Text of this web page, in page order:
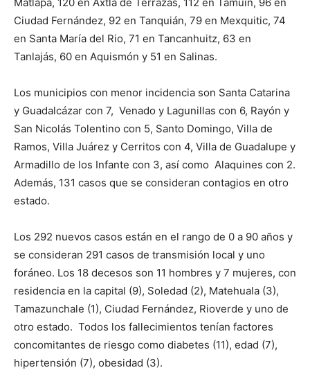
Ciudad Fernández, 92 en Tanquián, 79 en Mexquitic, 74
en Santa María del Rio, 71 en Tancanhuitz, 63 en
Tanlajás, 60 en Aquismón y 51 en Salinas.
Los municipios con menor incidencia son Santa Catarina
y Guadalcázar con 7, Venado y Lagunillas con 6, Rayón y
San Nicolás Tolentino con 5, Santo Domingo, Villa de
Ramos, Villa Juárez y Cerritos con 4, Villa de Guadalupe y
Armadillo de los Infante con 3, así como Alaquines con 2.
Además, 131 casos que se consideran contagios en otro
estado.
Los 292 nuevos casos están en el rango de 0 a 90 años y
se consideran 291 casos de transmisión local y uno
foráneo. Los 18 decesos son 11 hombres y 7 mujeres, con
residencia en la capital (9), Soledad (2), Matehuala (3),
Tamazunchale (1), Ciudad Fernández, Rioverde y uno de
otro estado. Todos los fallecimientos tenían factores
concomitantes de riesgo como diabetes (11), edad (7),
hipertensión (7), obesidad (3).